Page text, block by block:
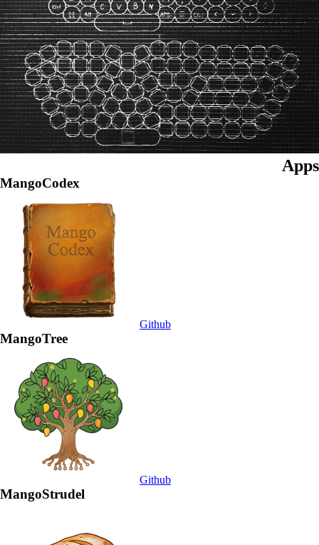
Apps
MangoCodex
Github
MangoTree
Github
MangoStrudel